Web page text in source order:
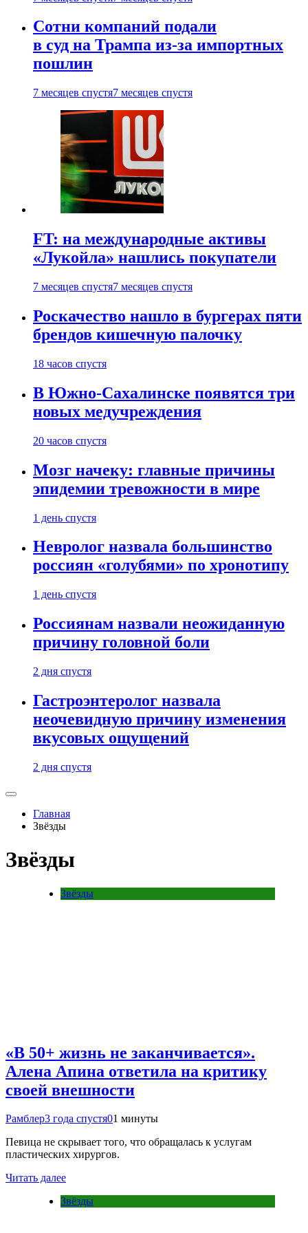
Сотни компаний подали
в суд на Трампа из-за импортных
пошлин
7 месяцев спустя7 месяцев спустя
FT: на международные активы
«Лукойла» нашлись покупатели
7 месяцев спустя7 месяцев спустя
Роскачество нашло в бургерах пяти
брендов кишечную палочку
18 часов спустя
В Южно-Сахалинске появятся три
новых медучреждения
20 часов спустя
Мозг начеку: главные причины
эпидемии тревожности в мире
1 день спустя
Невролог назвала большинство
россиян «голубями» по хронотипу
1 день спустя
Россиянам назвали неожиданную
причину головной боли
2 дня спустя
Гастроэнтеролог назвала
неочевидную причину изменения
вкусовых ощущений
2 дня спустя
Главная
Звёзды
Звёзды
Звёзды
«В 50+ жизнь не заканчивается».
Алена Апина ответила на критику
своей внешности
Рамблер3 года спустя01 минуты
Певица не скрывает того, что обращалась к услугам
пластических хирургов.
Читать далее
Звёзды